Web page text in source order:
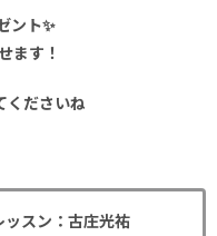
ント✨
ます！
くださいね
ッスン：古庄光祐